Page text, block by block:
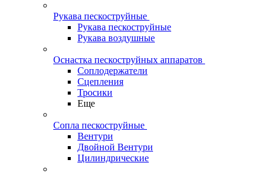
Рукава пескоструйные
Рукава пескоструйные
Рукава воздушные
Оснастка пескоструйных аппаратов
Соплодержатели
Сцепления
Тросики
Еще
Сопла пескоструйные
Вентури
Двойной Вентури
Цилиндрические